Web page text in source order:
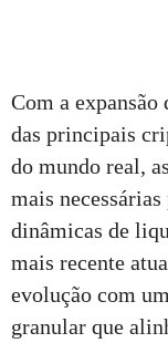
Com a
das principais
do mundo real,
mais
dinâmicas de
mais recente
evolução com
granular que